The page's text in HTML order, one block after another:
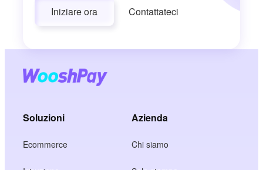
Iniziare ora Contattateci
Soluzioni
Ecommerce
Azienda
Chi siamo